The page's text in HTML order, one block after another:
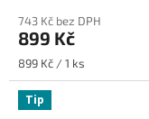
produktu
je
5,0
5
hvězdiček.
743 Kč bez DPH
899 Kč
Měrná
cena:
899 Kč / 1 ks
Tip